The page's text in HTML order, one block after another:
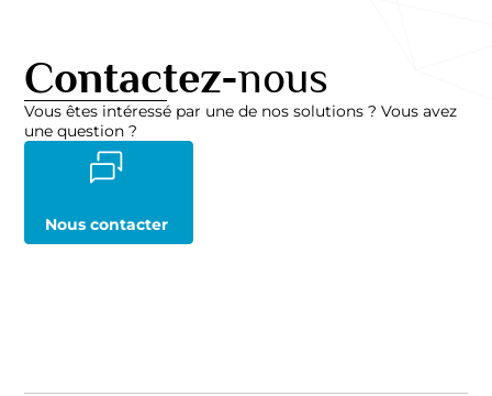
Contactez-nous
Vous êtes intéressé par une de nos solutions ? Vous avez
une question ?
Nous contacter